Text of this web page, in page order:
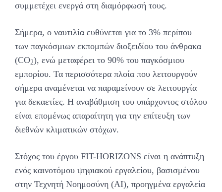
συμμετέχει ενεργά στη διαμόρφωσή τους.
Σήμερα, ο ναυτιλία ευθύνεται για το 3% περίπου
των παγκόσμιων εκπομπών διοξειδίου του άνθρακα
(CO2), ενώ μεταφέρει το 90% του παγκόσμιου
εμπορίου. Τα περισσότερα πλοία που λειτουργούν
σήμερα αναμένεται να παραμείνουν σε λειτουργία
για δεκαετίες. Η αναβάθμιση του υπάρχοντος στόλου
είναι επομένως απαραίτητη για την επίτευξη των
διεθνών κλιματικών στόχων.
Στόχος του έργου FIT-HORIZONS είναι η ανάπτυξη
ενός καινοτόμου ψηφιακού εργαλείου, βασισμένου
στην Τεχνητή Νοημοσύνη (AI), προηγμένα εργαλεία